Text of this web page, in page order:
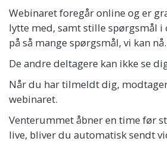
Webinaret foregår online og er
lytte med, samt stille spørgsmål i
på så mange spørgsmål, vi kan nå.
De andre deltagere kan ikke se
Når du har tilmeldt dig,
webinaret.
Venterummet åbner en time før
live, bliver du automatisk sendt